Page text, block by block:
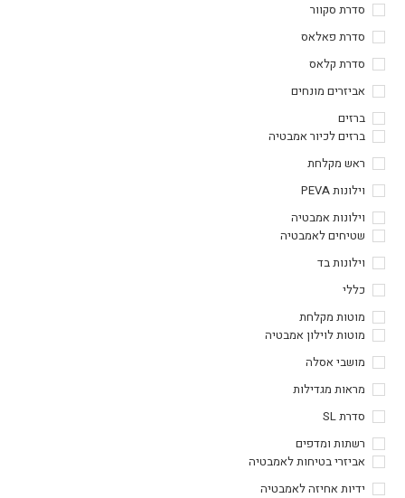
סדרת סקוור
סדרת פאלאס
סדרת קלאס
אביזרים מונחים
ברזים
ברזים לכיור אמבטיה
ראש מקלחת
וילונות PEVA
וילונות אמבטיה
שטיחים לאמבטיה
וילונות בד
כללי
מוטות מקלחת
מוטות לוילון אמבטיה
מושבי אסלה
מראות מגדילות
סדרת SL
רשתות ומדפים
אביזרי בטיחות לאמבטיה
ידיות אחיזה לאמבטיה